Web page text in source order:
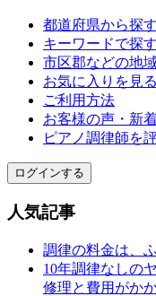
都道府県から探す
キーワードで探す
市区郡などの地
お気に入りを見る
ご利用方法
お客様の声・新
ピアノ調律師を
ログインする
人気記事
調律の料金は、
10年調律なしの
修理と費用がか